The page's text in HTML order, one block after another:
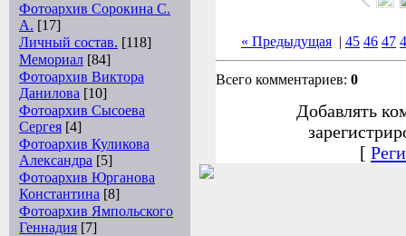
Фотоархив Сорокина С.
А. [17]
Личный состав. [118]
Мемориал [84]
Фотоархив Виктора
Данилова [10]
Фотоархив Сысоева
Сергея [4]
Фотоархив Куликова
Александра [5]
Фотоархив Юрганова
Константина [8]
Фотоархив Ямпольского
Геннадия [7]
« Предыдущая | 45 46 47
Всего комментариев: 0
Добавлять
[